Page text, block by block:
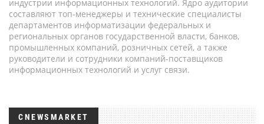
индустрии информационных технологий. Ядро аудитории
составляют топ-менеджеры и технические специалисты
департаментов информатизации федеральных и
региональных органов государственной власти, банков,
промышленных компаний, розничных сетей, а также
руководители и сотрудники компаний-поставщиков
информационных технологий и услуг связи.
CNEWSMARKET